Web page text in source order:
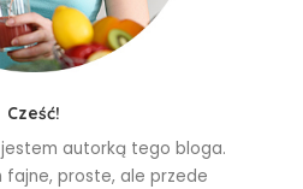
Cześć!
jestem autorką tego bloga.
fajne, proste, ale przede